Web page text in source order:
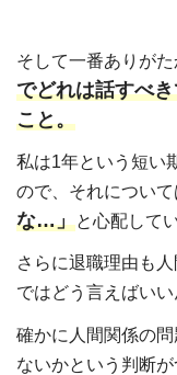
そして一番ありがた
でどれは話すべ
こと。
私は1年という短い
ので、それについ
な…」と心配して
さらに退職理由も
ではどう言えばい
確かに人間関係の
ないかという判断